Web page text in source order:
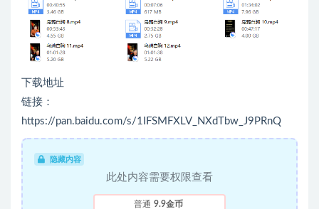
下载地址
链接：
https://pan.baidu.com/s/1IFSMFXLV_NXdTbw_J9PRnQ
隐藏内容
此处内容需要权限查看
普通 9.9金币